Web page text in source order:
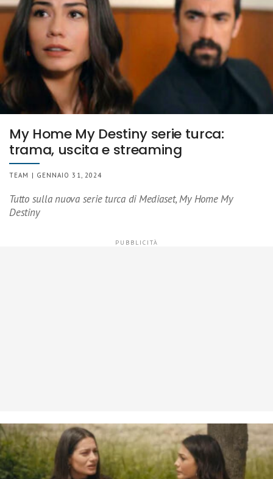
My Home My Destiny serie turca:
trama, uscita e streaming
TEAM | GENNAIO 31, 2024
Tutto sulla nuova serie turca di Mediaset, My Home My
Destiny